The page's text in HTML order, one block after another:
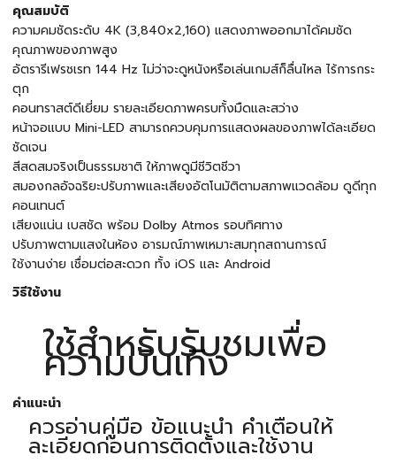
คุณสมบัติ
ความคมชัดระดับ 4K (3,840x2,160) แสดงภาพออกมาได้คมชัด
คุณภาพของภาพสูง
อัตรารีเฟรชเรท 144 Hz ไม่ว่าจะดูหนังหรือเล่นเกมส์ก็ลื่นไหล ไร้การกระ
ตุก
คอนทราสต์ดีเยี่ยม รายละเอียดภาพครบทั้งมืดและสว่าง
หน้าจอแบบ Mini-LED สามารถควบคุมการแสดงผลของภาพได้ละเอียด
ชัดเจน
สีสดสมจริงเป็นธรรมชาติ ให้ภาพดูมีชีวิตชีวา
สมองกลอัจฉริยะปรับภาพและเสียงอัตโนมัติตามสภาพแวดล้อม ดูดีทุก
คอนเทนต์
เสียงแน่น เบสชัด พร้อม Dolby Atmos รอบทิศทาง
ปรับภาพตามแสงในห้อง อารมณ์ภาพเหมาะสมทุกสถานการณ์
ใช้งานง่าย เชื่อมต่อสะดวก ทั้ง iOS และ Android
วิธีใช้งาน
ใช้สำหรับรับชมเพื่อ
ความบันเทิง
คำแนะนำ
ควรอ่านคู่มือ ข้อแนะนำ คำเตือนให้
ละเอียดก่อนการติดตั้งและใช้งาน